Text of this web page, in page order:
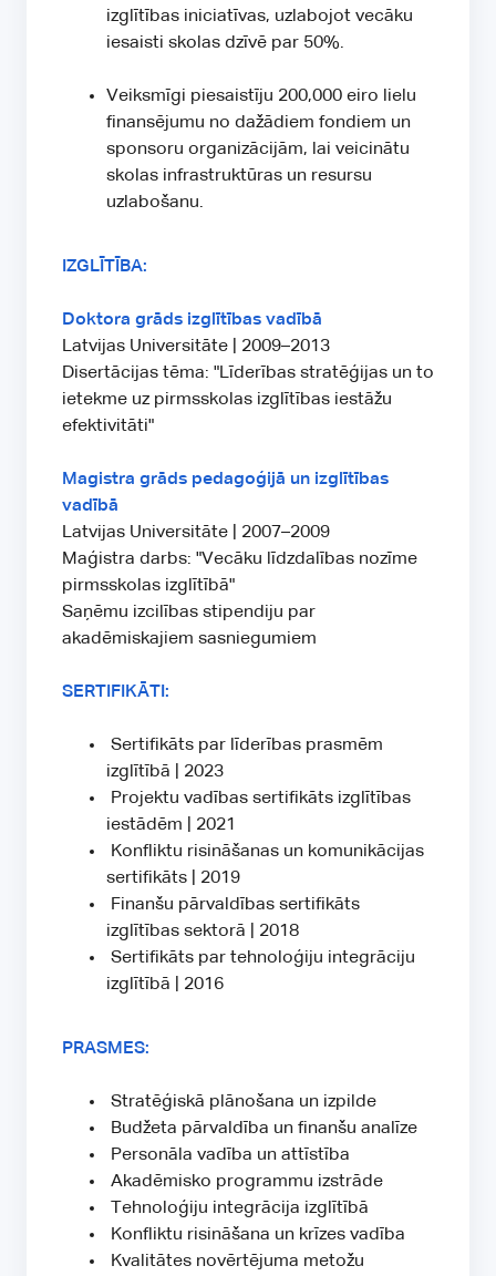
izglītības iniciatīvas, uzlabojot vecāku
iesaisti skolas dzīvē par 50%.
Veiksmīgi piesaistīju 200,000 eiro lielu
finansējumu no dažādiem fondiem un
sponsoru organizācijām, lai veicinātu
skolas infrastruktūras un resursu
uzlabošanu.
IZGLĪTĪBA:
Doktora grāds izglītības vadībā
Latvijas Universitāte | 2009–2013
Disertācijas tēma: "Līderības stratēģijas un to
ietekme uz pirmsskolas izglītības iestāžu
efektivitāti"
Magistra grāds pedagoģijā un izglītības
vadībā
Latvijas Universitāte | 2007–2009
Maģistra darbs: "Vecāku līdzdalības nozīme
pirmsskolas izglītībā"
Saņēmu izcilības stipendiju par
akadēmiskajiem sasniegumiem
SERTIFIKĀTI:
Sertifikāts par līderības prasmēm
izglītībā | 2023
Projektu vadības sertifikāts izglītības
iestādēm | 2021
Konfliktu risināšanas un komunikācijas
sertifikāts | 2019
Finanšu pārvaldības sertifikāts
izglītības sektorā | 2018
Sertifikāts par tehnoloģiju integrāciju
izglītībā | 2016
PRASMES:
Stratēģiskā plānošana un izpilde
Budžeta pārvaldība un finanšu analīze
Personāla vadība un attīstība
Akadēmisko programmu izstrāde
Tehnoloģiju integrācija izglītībā
Konfliktu risināšana un krīzes vadība
Kvalitātes novērtējuma metožu